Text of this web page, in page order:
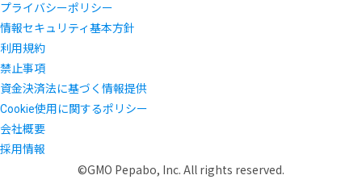
プライバシーポリシー
情報セキュリティ基本方針
利用規約
禁止事項
資金決済法に基づく情報提供
Cookie使用に関するポリシー
会社概要
採用情報
©GMO Pepabo, Inc. All rights reserved.